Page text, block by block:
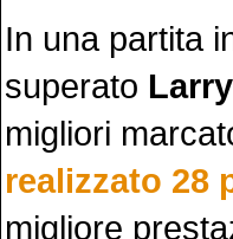
In una partita
superato
migliori
realizzato 28
migliore